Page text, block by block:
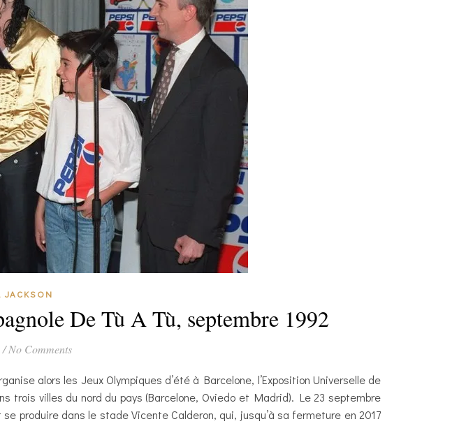
JACKSON
De Tù A Tù, septembre 1992
/ No Comments
alors les Jeux Olympiques d’été à Barcelone, l’Exposition Universelle de
trois villes du nord du pays (Barcelone, Oviedo et Madrid). Le 23 septembre
produire dans le stade Vicente Calderon, qui, jusqu’à sa fermeture en 2017